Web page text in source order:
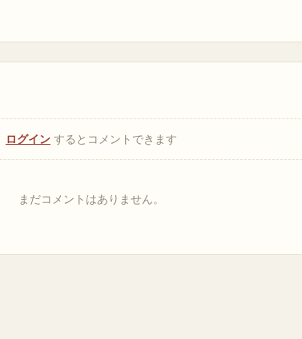
ログイン するとコメントできます
まだコメントはありません。